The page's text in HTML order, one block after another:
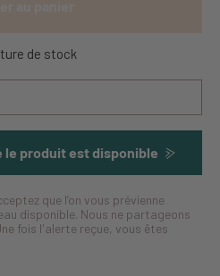
de stock
le produit est disponible
que l’on vous prévienne
disponible. Nous ne partageons
fois l'alerte reçue, vous êtes